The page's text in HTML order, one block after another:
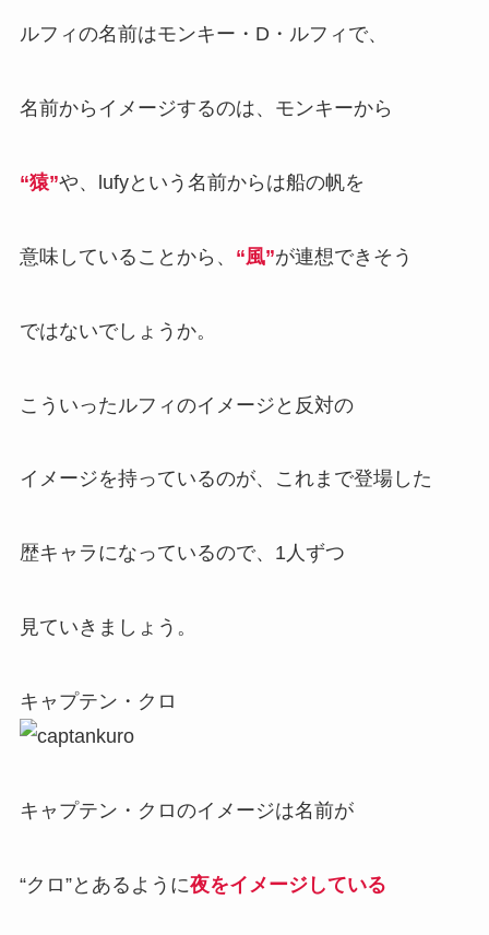
ルフィの名前はモンキー・D・ルフィで、
名前からイメージするのは、モンキーから
“猿”や、lufyという名前からは船の帆を
意味していることから、 “風”が連想できそう
ではないでしょうか。
こういったルフィのイメージと反対の
イメージを持っているのが、これまで登場した
歴キャラになっているので、1人ずつ
見ていきましょう。
キャプテン・クロ
キャプテン・クロのイメージは名前が
“クロ”とあるように夜をイメージしている